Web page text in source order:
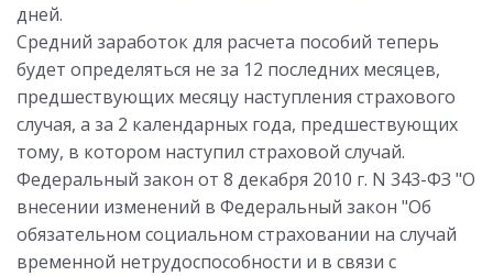
дней.
Средний заработок для расчета пособий теперь
будет определяться не за 12 последних месяцев,
предшествующих месяцу наступления страхового
случая, а за 2 календарных года, предшествующих
тому, в котором наступил страховой случай.
Федеральный закон от 8 декабря 2010 г. N 343-ФЗ "О
внесении изменений в Федеральный закон "Об
обязательном социальном страховании на случай
временной нетрудоспособности и в связи с